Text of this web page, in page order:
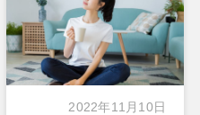
2022年11月10日